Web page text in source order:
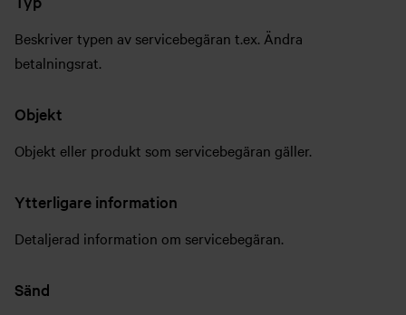
Beskriver typen av servicebegäran t.ex. Ändra
betalningsrat.
Objekt
Objekt eller produkt som servicebegäran gäller.
Ytterligare information
Detaljerad information om servicebegäran.
Sänd